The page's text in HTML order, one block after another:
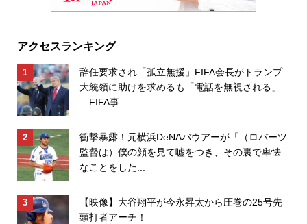
アクセスランキング
辞任要求され「孤立無援」FIFA会長がトランプ
大統領に助けを求めるも「電話を無視される」
…FIFA事...
衝撃暴露！元横浜DeNAバウアーが「（ロバーツ
監督は）僕の顔を見て嘘をつき、その裏で卑怯
なことをした...
【映像】大谷翔平が今永昇太から圧巻の25号先
頭打者アーチ！